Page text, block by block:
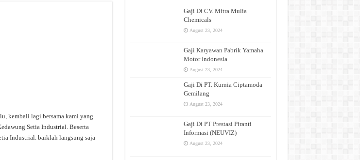
kembali lagi bersama kami yang
Setia Industrial. Beserta
Industrial. baiklah langsung saja
Gaji Di CV. Mitra Mulia
Chemicals
August 23, 2024
Gaji Karyawan Pabrik Yamaha
Motor Indonesia
August 23, 2024
Gaji Di PT. Kurnia Ciptamoda
Gemilang
August 23, 2024
Gaji Di PT Prestasi Piranti
Informasi (NEUVIZ)
August 23, 2024